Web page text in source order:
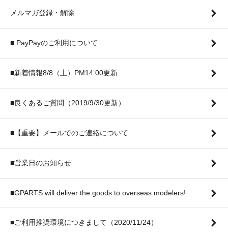
メルマガ登録・解除
■ PayPayのご利用について
■新着情報8/8（土）PM14:00更新
■良くあるご質問（2019/9/30更新）
■【重要】メールでのご連絡について
■営業日のお知らせ
■GPARTS will deliver the goods to overseas modelers!
■ご利用推奨環境につきまして（2020/11/24）